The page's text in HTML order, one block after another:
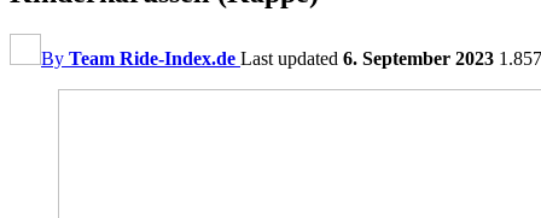
By Team Ride-Index.de Last updated 6. September 2023 1.857